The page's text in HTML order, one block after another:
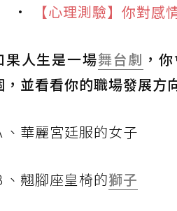
【心理測驗】你對感
果人生是一場舞台劇 ，
，並看看你的職場發展方
、華麗宮廷服的女子
、翹腳座皇椅的獅子